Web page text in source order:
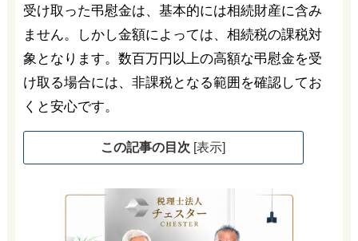
受け取った弔慰金は、基本的には相続財産に含み
ません。しかし金額によっては、相続税の課税対
象となります。数百万円以上の高額な弔慰金を受
け取る場合には、非課税となる範囲を確認してお
くと安心です。
この記事の目次 [表示]